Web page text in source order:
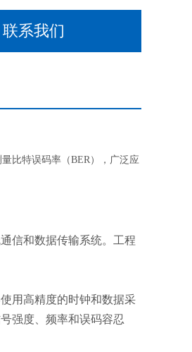
联系我们
比特误码率（BER），广泛应
信和数据传输系统。工程
用高精度的时钟和数据采
强度、频率和误码容忍